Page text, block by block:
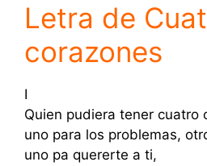
Letra de
corazones
I
Quien pudiera tener cuatro
uno para los problemas,
uno pa quererte a ti,